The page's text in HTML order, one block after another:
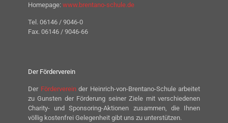
Homepage: www.brentano-schule.de
Tel. 06146 / 9046-0
Fax. 06146 / 9046-66
Der Förderverein
Der Fördervereinder Heinrich-von-Brentano-Schule arbeitet
zu Gunsten der Förderung seiner Ziele mit verschiedenen
Charity- und Sponsoring-Aktionen zusammen, die Ihnen
völlig kostenfrei Gelegenheit gibt uns zu unterstützen.